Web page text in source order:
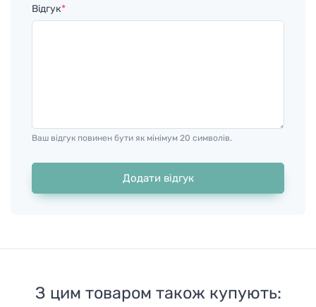
Відгук*
Ваш відгук повинен бути як мінімум 20 символів.
Додати відгук
З цим товаром також купують: